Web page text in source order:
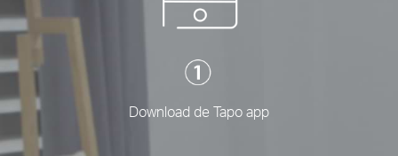
Download de Tapo app